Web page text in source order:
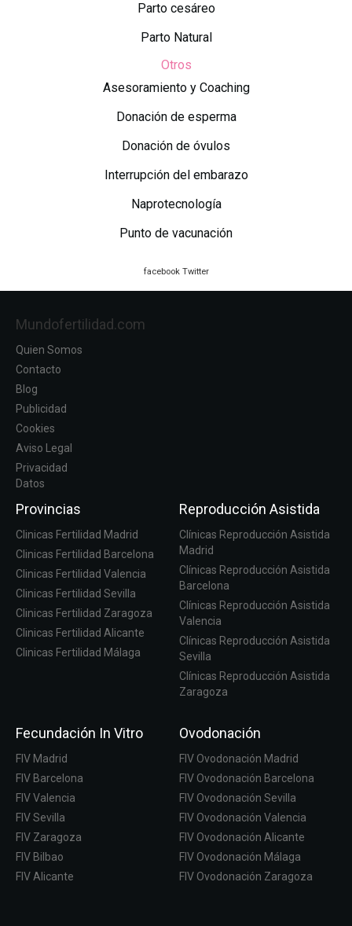
Parto cesáreo
Parto Natural
Otros
Asesoramiento y Coaching
Donación de esperma
Donación de óvulos
Interrupción del embarazo
Naprotecnología
Punto de vacunación
facebook Twitter
Mundofertilidad.com
Quien Somos
Contacto
Blog
Publicidad
Cookies
Aviso Legal
Privacidad
Datos
Provincias
Clinicas Fertilidad Madrid
Clinicas Fertilidad Barcelona
Clinicas Fertilidad Valencia
Clinicas Fertilidad Sevilla
Clinicas Fertilidad Zaragoza
Clinicas Fertilidad Alicante
Clinicas Fertilidad Málaga
Reproducción Asistida
Clínicas Reproducción Asistida
Madrid
Clínicas Reproducción Asistida
Barcelona
Clínicas Reproducción Asistida
Valencia
Clínicas Reproducción Asistida
Sevilla
Clínicas Reproducción Asistida
Zaragoza
Fecundación In Vitro
FIV Madrid
FIV Barcelona
FIV Valencia
FIV Sevilla
FIV Zaragoza
FIV Bilbao
FIV Alicante
Ovodonación
FIV Ovodonación Madrid
FIV Ovodonación Barcelona
FIV Ovodonación Sevilla
FIV Ovodonación Valencia
FIV Ovodonación Alicante
FIV Ovodonación Málaga
FIV Ovodonación Zaragoza